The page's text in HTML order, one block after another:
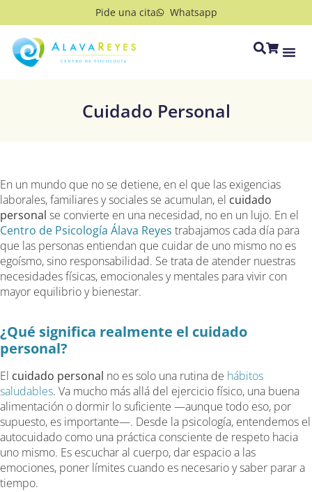
Pide una cita Whatsapp
Cuidado Personal
En un mundo que no se detiene, en el que las exigencias
laborales, familiares y sociales se acumulan, el cuidado
personal se convierte en una necesidad, no en un lujo. En el
Centro de Psicología Álava Reyes trabajamos cada día para
que las personas entiendan que cuidar de uno mismo no es
egoísmo, sino responsabilidad. Se trata de atender nuestras
necesidades físicas, emocionales y mentales para vivir con
mayor equilibrio y bienestar.
¿Qué significa realmente el cuidado
personal?
El cuidado personal no es solo una rutina de hábitos
saludables. Va mucho más allá del ejercicio físico, una buena
alimentación o dormir lo suficiente —aunque todo eso, por
supuesto, es importante—. Desde la psicología, entendemos el
autocuidado como una práctica consciente de respeto hacia
uno mismo. Es escuchar al cuerpo, dar espacio a las
emociones, poner límites cuando es necesario y saber parar a
tiempo.